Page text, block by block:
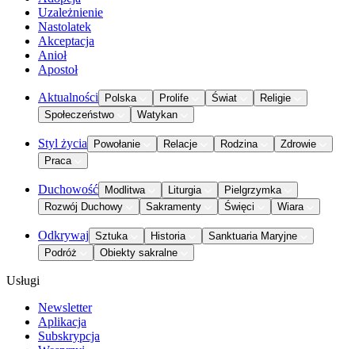
Uzależnienie
Nastolatek
Akceptacja
Anioł
Apostoł
Aktualności Polska Prolife Świat
Religie
Społeczeństwo
Watykan
Styl życia Powołanie Relacje Rodzina
Zdrowie
Praca
Duchowość Modlitwa Liturgia
Pielgrzymka
Rozwój Duchowy
Sakramenty Święci Wiara
Odkrywaj Sztuka Historia
Sanktuaria Maryjne
Podróż
Obiekty sakralne
Usługi
Newsletter
Aplikacja
Subskrypcja